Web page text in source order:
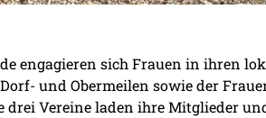
engagieren sich Frauen in ihren
und Obermeilen sowie der
drei Vereine laden ihre Mitglieder